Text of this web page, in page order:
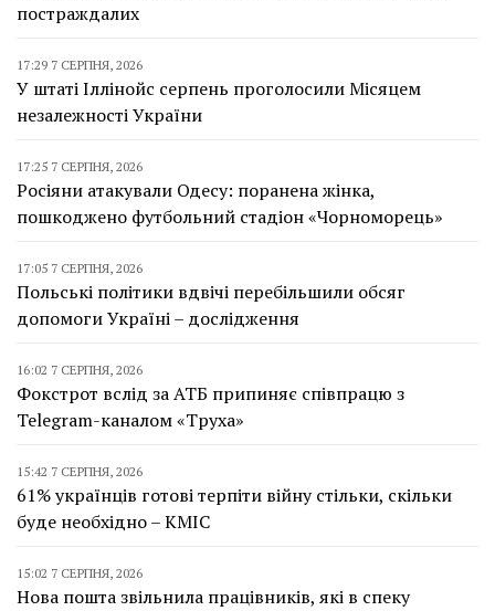
постраждалих
17:29 7 СЕРПНЯ, 2026
У штаті Іллінойс серпень проголосили Місяцем
незалежності України
17:25 7 СЕРПНЯ, 2026
Росіяни атакували Одесу: поранена жінка,
пошкоджено футбольний стадіон «Чорноморець»
17:05 7 СЕРПНЯ, 2026
Польські політики вдвічі перебільшили обсяг
допомоги Україні – дослідження
16:02 7 СЕРПНЯ, 2026
Фокстрот вслід за АТБ припиняє співпрацю з
Telegram-каналом «Труха»
15:42 7 СЕРПНЯ, 2026
61% українців готові терпіти війну стільки, скільки
буде необхідно – КМІС
15:02 7 СЕРПНЯ, 2026
Нова пошта звільнила працівників, які в спеку